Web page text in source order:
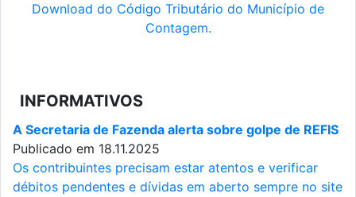
Download do Código Tributário do Município de
Contagem.
INFORMATIVOS
A Secretaria de Fazenda alerta sobre golpe de REFIS
Publicado em 18.11.2025
Os contribuintes precisam estar atentos e verificar
débitos pendentes e dívidas em aberto sempre no site